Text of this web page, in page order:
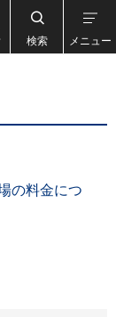
検索 メニュー
の料金につ